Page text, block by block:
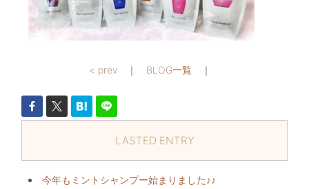
< prev｜ BLOG一覧｜
LASTED ENTRY
今年もミントシャンプー始まりました♪♪